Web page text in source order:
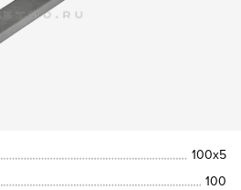
100х5
100